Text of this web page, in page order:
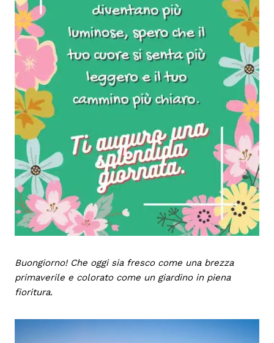
Buongiorno! Che oggi sia fresco come una brezza
primaverile e colorato come un giardino in piena
fioritura.